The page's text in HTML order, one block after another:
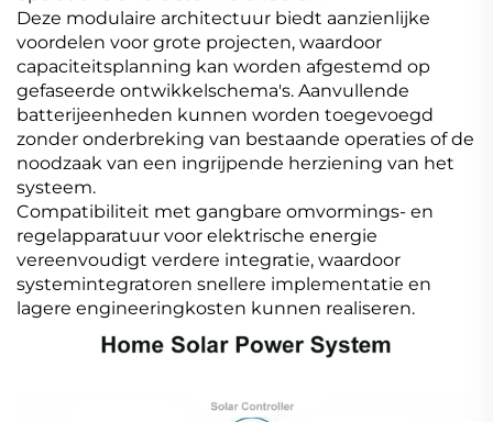
Deze modulaire architectuur biedt aanzienlijke
voordelen voor grote projecten, waardoor
capaciteitsplanning kan worden afgestemd op
gefaseerde ontwikkelschema's. Aanvullende
batterijeenheden kunnen worden toegevoegd
zonder onderbreking van bestaande operaties of de
noodzaak van een ingrijpende herziening van het
systeem.
Compatibiliteit met gangbare omvormings- en
regelapparatuur voor elektrische energie
vereenvoudigt verdere integratie, waardoor
systemintegratoren snellere implementatie en
lagere engineeringkosten kunnen realiseren.